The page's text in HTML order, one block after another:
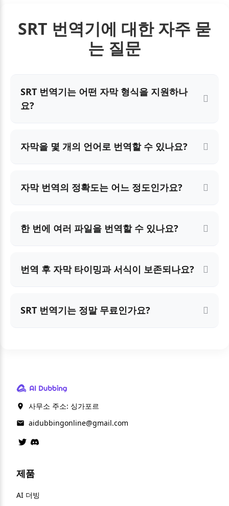
SRT 번역기에 대한 자주 묻
는 질문
SRT 번역기는 어떤 자막 형식을 지원하나
요?
자막을 몇 개의 언어로 번역할 수 있나요?
자막 번역의 정확도는 어느 정도인가요?
한 번에 여러 파일을 번역할 수 있나요?
번역 후 자막 타이밍과 서식이 보존되나요?
SRT 번역기는 정말 무료인가요?
사무소 주소: 싱가포르
aidubbingonline@gmail.com
제품
AI 더빙